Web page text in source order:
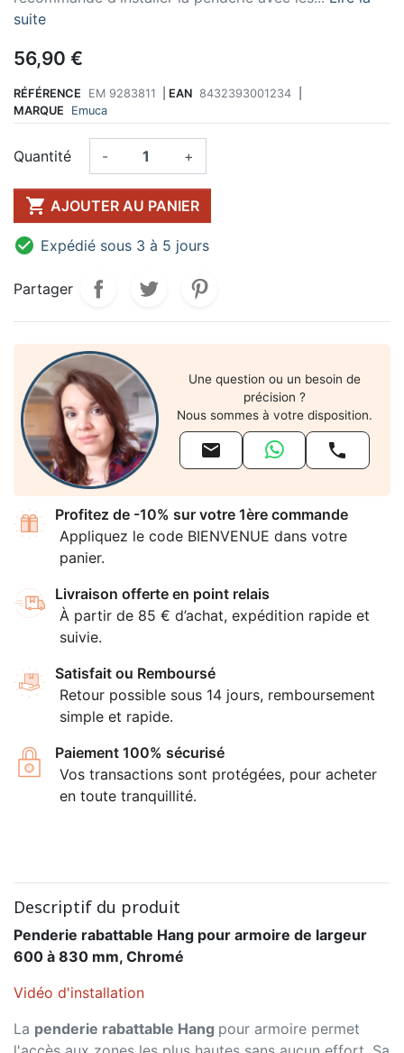
suite
56,90 €
RÉFÉRENCE EM 9283811 EAN 8432393001234
MARQUE
Emuca
Quantité - +
 AJOUTER AU PANIER
 Expédié sous 3 à 5 jours
Partager
Une question ou un besoin de
précision ?
Nous sommes à votre disposition.
 
Profitez de -10% sur votre 1ère commande
Appliquez le code BIENVENUE dans votre
panier.
Livraison offerte en point relais
À partir de 85 € d’achat, expédition rapide et
suivie.
Satisfait ou Remboursé
Retour possible sous 14 jours, remboursement
simple et rapide.
Paiement 100% sécurisé
Vos transactions sont protégées, pour acheter
en toute tranquillité.
Descriptif du produit
Penderie rabattable Hang pour armoire de largeur
600 à 830 mm, Chromé
Vidéo d'installation
La penderie rabattable Hang pour armoire permet